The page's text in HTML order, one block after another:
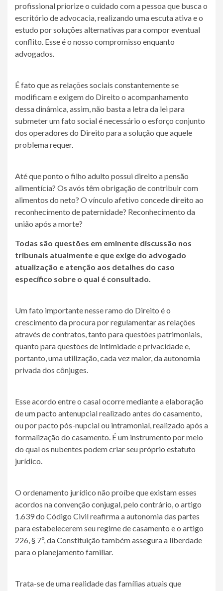
profissional priorize o cuidado com a pessoa que busca o
escritório de advocacia, realizando uma escuta ativa e o
estudo por soluções alternativas para compor eventual
conflito. Esse é o nosso compromisso enquanto
advogados.
É fato que as relações sociais constantemente se
modificam e exigem do Direito o acompanhamento
dessa dinâmica, assim, não basta a letra da lei para
submeter um fato social é necessário o esforço conjunto
dos operadores do Direito para a solução que aquele
problema requer.
Até que ponto o filho adulto possui direito a pensão
alimentícia? Os avós têm obrigação de contribuir com
alimentos do neto? O vínculo afetivo concede direito ao
reconhecimento de paternidade? Reconhecimento da
união após a morte?
Todas são questões em eminente discussão nos
tribunais atualmente e que exige do advogado
atualização e atenção aos detalhes do caso
específico sobre o qual é consultado.
Um fato importante nesse ramo do Direito é o
crescimento da procura por regulamentar as relações
através de contratos, tanto para questões patrimoniais,
quanto para questões de intimidade e privacidade e,
portanto, uma utilização, cada vez maior, da autonomia
privada dos cônjuges.
Esse acordo entre o casal ocorre mediante a elaboração
de um pacto antenupcial realizado antes do casamento,
ou por pacto pós-nupcial ou intramonial, realizado após a
formalização do casamento. É um instrumento por meio
do qual os nubentes podem criar seu próprio estatuto
jurídico.
O ordenamento jurídico não proíbe que existam esses
acordos na convenção conjugal, pelo contrário, o artigo
1.639 do Código Civil reafirma a autonomia das partes
para estabelecerem seu regime de casamento e o artigo
226, § 7º, da Constituição também assegura a liberdade
para o planejamento familiar.
Trata-se de uma realidade das famílias atuais que